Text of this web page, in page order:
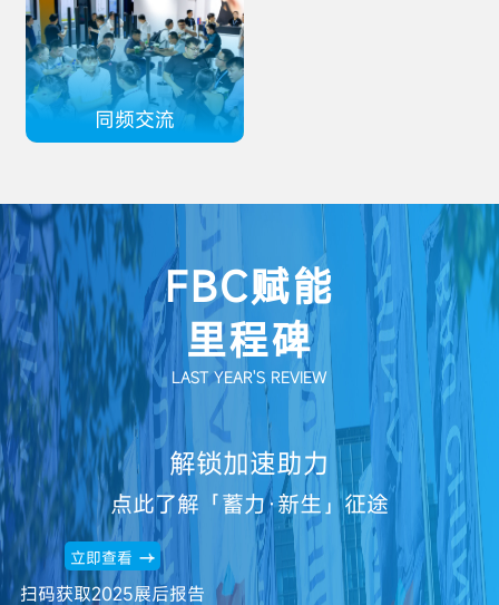
同频交流
FBC赋能
里程碑
LAST YEAR'S REVIEW
解锁加速助力
点此了解「蓄力·新生」征途
立即查看
扫码获取2025展后报告